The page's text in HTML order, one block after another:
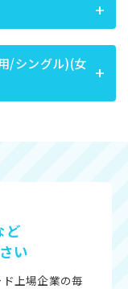
/シングル)(女
ど
い
上場企業の毎